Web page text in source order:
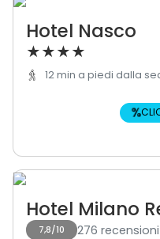
Hotel Nasco
★★★★
12 min a piedi dalla
%
Hotel Milano
7,8/10 276 recensioni